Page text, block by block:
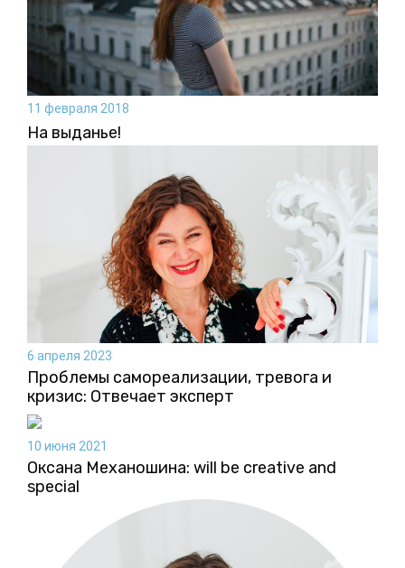
11 февраля 2018
На выданье!
6 апреля 2023
Проблемы самореализации, тревога и
кризис: Отвечает эксперт
10 июня 2021
Оксана Механошина: will be creative and
special